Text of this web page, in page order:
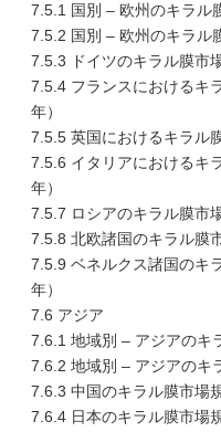
7.5.1 国別 – 欧州のキラル
7.5.2 国別 – 欧州のキラル
7.5.3 ドイツのキラル膜市
7.5.4 フランスにおけるキ
年）
7.5.5 英国におけるキラル
7.5.6 イタリアにおけるキ
年）
7.5.7 ロシアのキラル膜市
7.5.8 北欧諸国のキラル膜
7.5.9 ベネルクス諸国のキ
年）
7.6 アジア
7.6.1 地域別 – アジアのキ
7.6.2 地域別 – アジアのキ
7.6.3 中国のキラル膜市場
7.6.4 日本のキラル膜市場